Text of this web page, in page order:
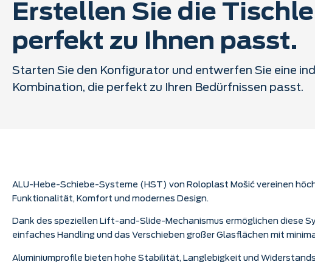
Erstellen Sie die
perfekt zu Ihnen passt.
Starten Sie den Konfigurator und entwerfen Sie eine
Kombination, die perfekt zu Ihren Bedürfnissen passt.
ALU-Hebe-Schiebe-Systeme (HST) von Roloplast Mošić vereinen
Funktionalität, Komfort und modernes Design.
Dank des speziellen Lift-and-Slide-Mechanismus ermöglichen diese
einfaches Handling und das Verschieben großer Glasflächen mit
Aluminiumprofile bieten hohe Stabilität, Langlebigkeit und